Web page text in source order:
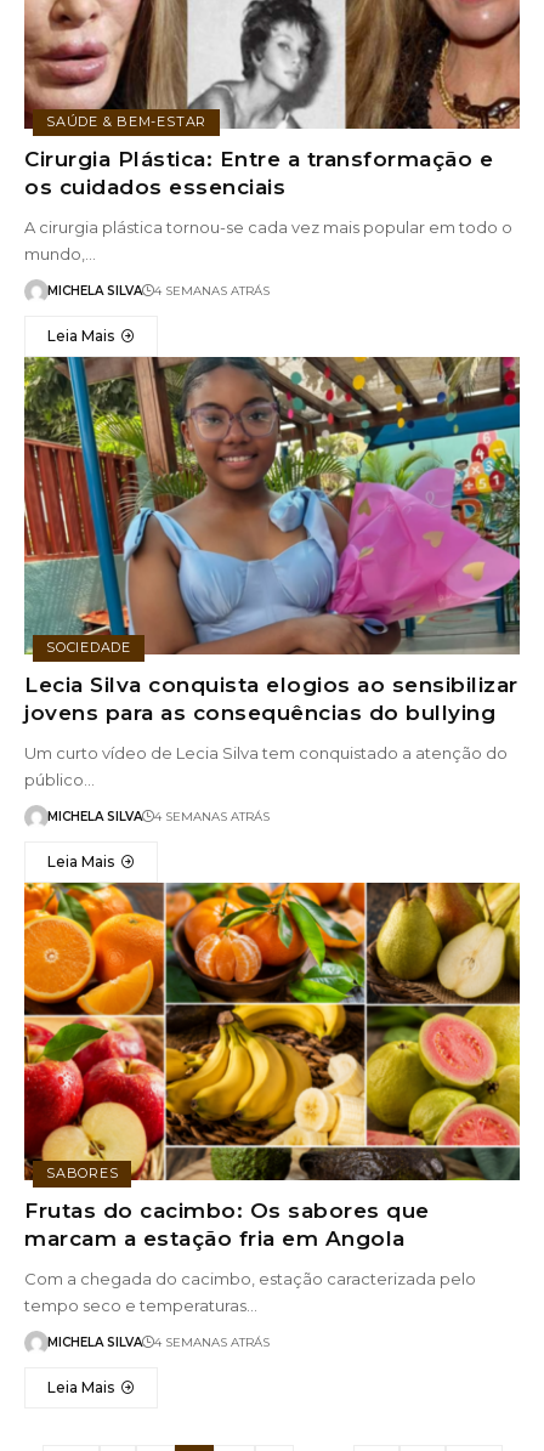
SAÚDE & BEM-ESTAR
Cirurgia Plástica: Entre a transformação e
os cuidados essenciais
A cirurgia plástica tornou-se cada vez mais popular em todo o
mundo,…
MICHELA SILVA 4 SEMANAS ATRÁS
Leia Mais
SOCIEDADE
Lecia Silva conquista elogios ao sensibilizar
jovens para as consequências do bullying
Um curto vídeo de Lecia Silva tem conquistado a atenção do
público…
MICHELA SILVA 4 SEMANAS ATRÁS
Leia Mais
SABORES
Frutas do cacimbo: Os sabores que
marcam a estação fria em Angola
Com a chegada do cacimbo, estação caracterizada pelo
tempo seco e temperaturas…
MICHELA SILVA 4 SEMANAS ATRÁS
Leia Mais